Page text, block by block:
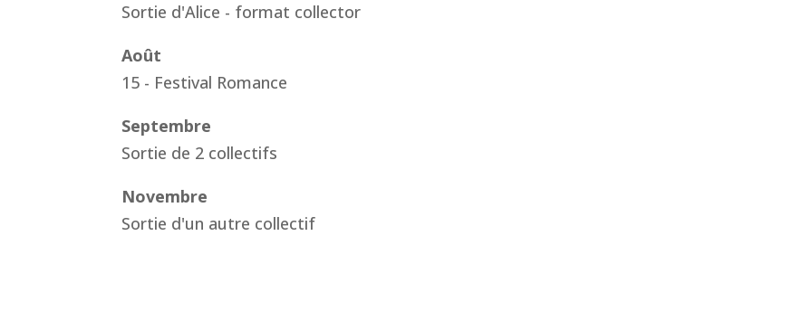
Sortie d'Alice - format collector
Août
15 - Festival Romance
Septembre
Sortie de 2 collectifs
Novembre
Sortie d'un autre collectif